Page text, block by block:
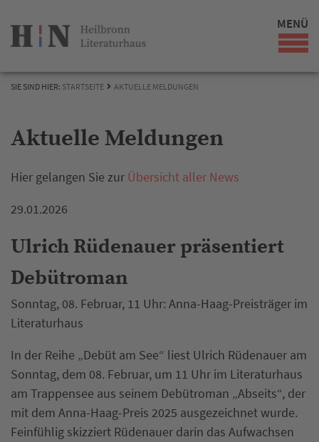
MENÜ
SIE SIND HIER: STARTSEITE AKTUELLE MELDUNGEN
Aktuelle Meldungen
Hier gelangen Sie zur Übersicht aller News
29.01.2026
Ulrich Rüdenauer präsentiert
Debütroman
Sonntag, 08. Februar, 11 Uhr: Anna-Haag-Preisträger im
Literaturhaus
In der Reihe „Debüt am See“ liest Ulrich Rüdenauer am
Sonntag, dem 08. Februar, um 11 Uhr im Literaturhaus
am Trappensee aus seinem Debütroman „Abseits“, der
mit dem Anna-Haag-Preis 2025 ausgezeichnet wurde.
Feinfühlig skizziert Rüdenauer darin das Aufwachsen